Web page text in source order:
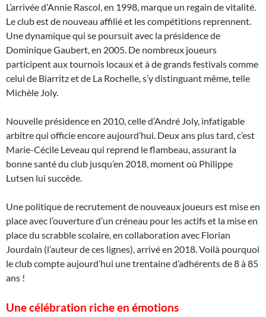
L’arrivée d’Annie Rascol, en 1998, marque un regain de vitalité.
Le club est de nouveau affilié et les compétitions reprennent.
Une dynamique qui se poursuit avec la présidence de
Dominique Gaubert, en 2005. De nombreux joueurs
participent aux tournois locaux et à de grands festivals comme
celui de Biarritz et de La Rochelle, s’y distinguant même, telle
Michèle Joly.
Nouvelle présidence en 2010, celle d’André Joly, infatigable
arbitre qui officie encore aujourd’hui. Deux ans plus tard, c’est
Marie-Cécile Leveau qui reprend le flambeau, assurant la
bonne santé du club jusqu’en 2018, moment où Philippe
Lutsen lui succède.
Une politique de recrutement de nouveaux joueurs est mise en
place avec l’ouverture d’un créneau pour les actifs et la mise en
place du scrabble scolaire, en collaboration avec Florian
Jourdain (l’auteur de ces lignes), arrivé en 2018. Voilà pourquoi
le club compte aujourd’hui une trentaine d’adhérents de 8 à 85
ans !
Une célébration riche en émotions